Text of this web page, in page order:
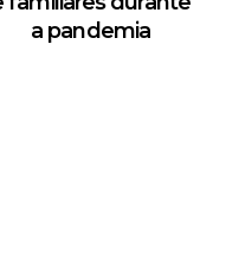
a pandemia